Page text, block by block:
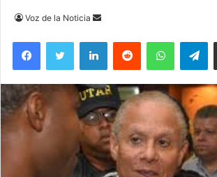
Voz de la Noticia
Send
FacebookTwitter LinkedInReddit